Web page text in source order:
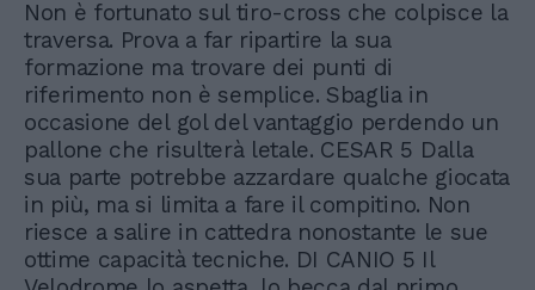
Non è fortunato sul tiro-cross che colpisce la
traversa. Prova a far ripartire la sua
formazione ma trovare dei punti di
riferimento non è semplice. Sbaglia in
occasione del gol del vantaggio perdendo un
pallone che risulterà letale. CESAR 5 Dalla
sua parte potrebbe azzardare qualche giocata
in più, ma si limita a fare il compitino. Non
riesce a salire in cattedra nonostante le sue
ottime capacità tecniche. DI CANIO 5 Il